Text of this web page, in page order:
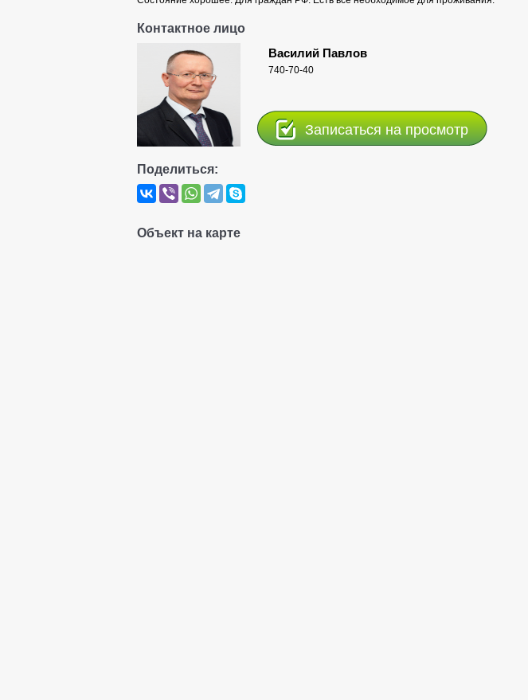
Контактное лицо
Василий Павлов
740-70-40
Записаться на просмотр
Поделиться:
Объект на карте